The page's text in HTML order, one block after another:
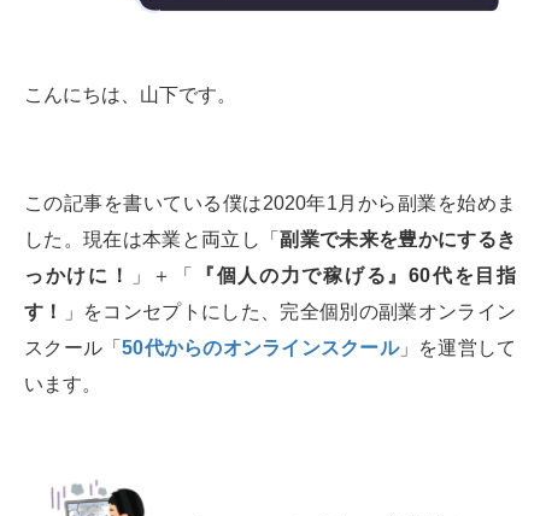
こんにちは、山下です。
この記事を書いている僕は2020年1月から副業を始めま
した。現在は本業と両立し「副業で未来を豊かにするき
っかけに！
」＋「
『個人の力で稼げる』60代を目指
す！
」をコンセプトにした、完全個別の副業オンライン
スクール「50代からのオンラインスクール」を運営して
います。